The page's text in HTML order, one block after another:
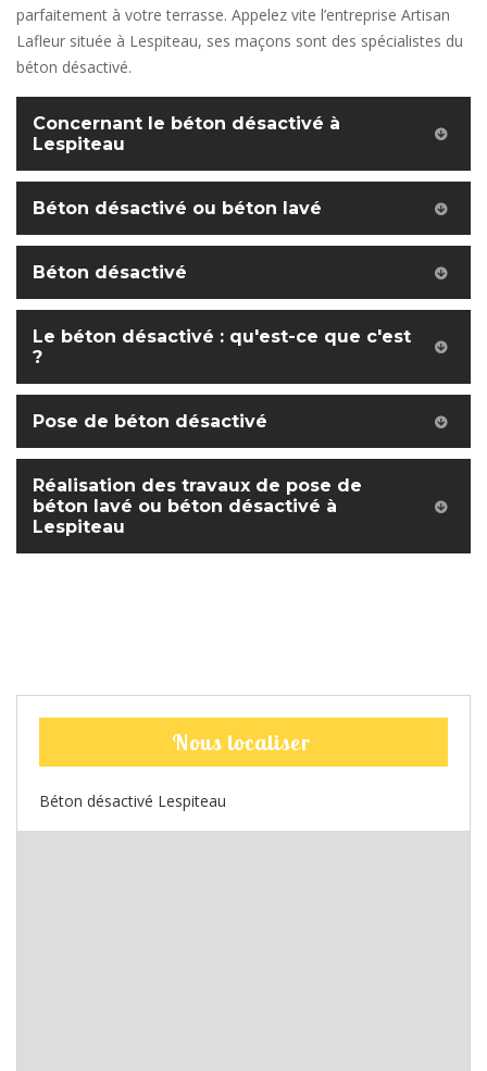
parfaitement à votre terrasse. Appelez vite l’entreprise Artisan
Lafleur située à Lespiteau, ses maçons sont des spécialistes du
béton désactivé.
Concernant le béton désactivé à
Lespiteau
Béton désactivé ou béton lavé
Béton désactivé
Le béton désactivé : qu'est-ce que c'est
?
Pose de béton désactivé
Réalisation des travaux de pose de
béton lavé ou béton désactivé à
Lespiteau
Nous localiser
Béton désactivé Lespiteau